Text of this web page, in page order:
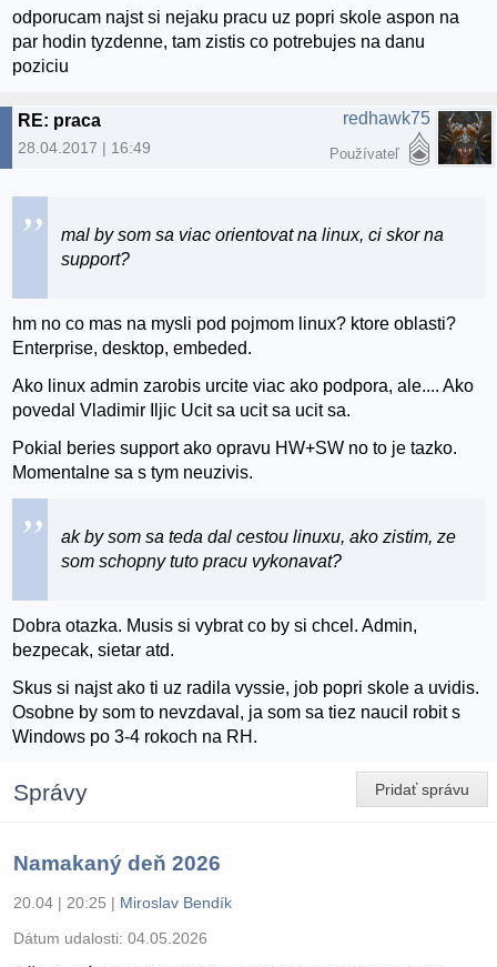
odporucam najst si nejaku pracu uz popri skole aspon na
par hodin tyzdenne, tam zistis co potrebujes na danu
poziciu
RE: praca
28.04.2017 | 16:49
redhawk75
Používateľ
mal by som sa viac orientovat na linux, ci skor na
support?
hm no co mas na mysli pod pojmom linux? ktore oblasti?
Enterprise, desktop, embeded.
Ako linux admin zarobis urcite viac ako podpora, ale.... Ako
povedal Vladimir Iljic Ucit sa ucit sa ucit sa.
Pokial beries support ako opravu HW+SW no to je tazko.
Momentalne sa s tym neuzivis.
ak by som sa teda dal cestou linuxu, ako zistim, ze
som schopny tuto pracu vykonavat?
Dobra otazka. Musis si vybrat co by si chcel. Admin,
bezpecak, sietar atd.
Skus si najst ako ti uz radila vyssie, job popri skole a uvidis.
Osobne by som to nevzdaval, ja som sa tiez naucil robit s
Windows po 3-4 rokoch na RH.
Pridať správu
Správy
Namakaný deň 2026
20.04 | 20:25 | Miroslav Bendík
Dátum udalosti: 04.05.2026